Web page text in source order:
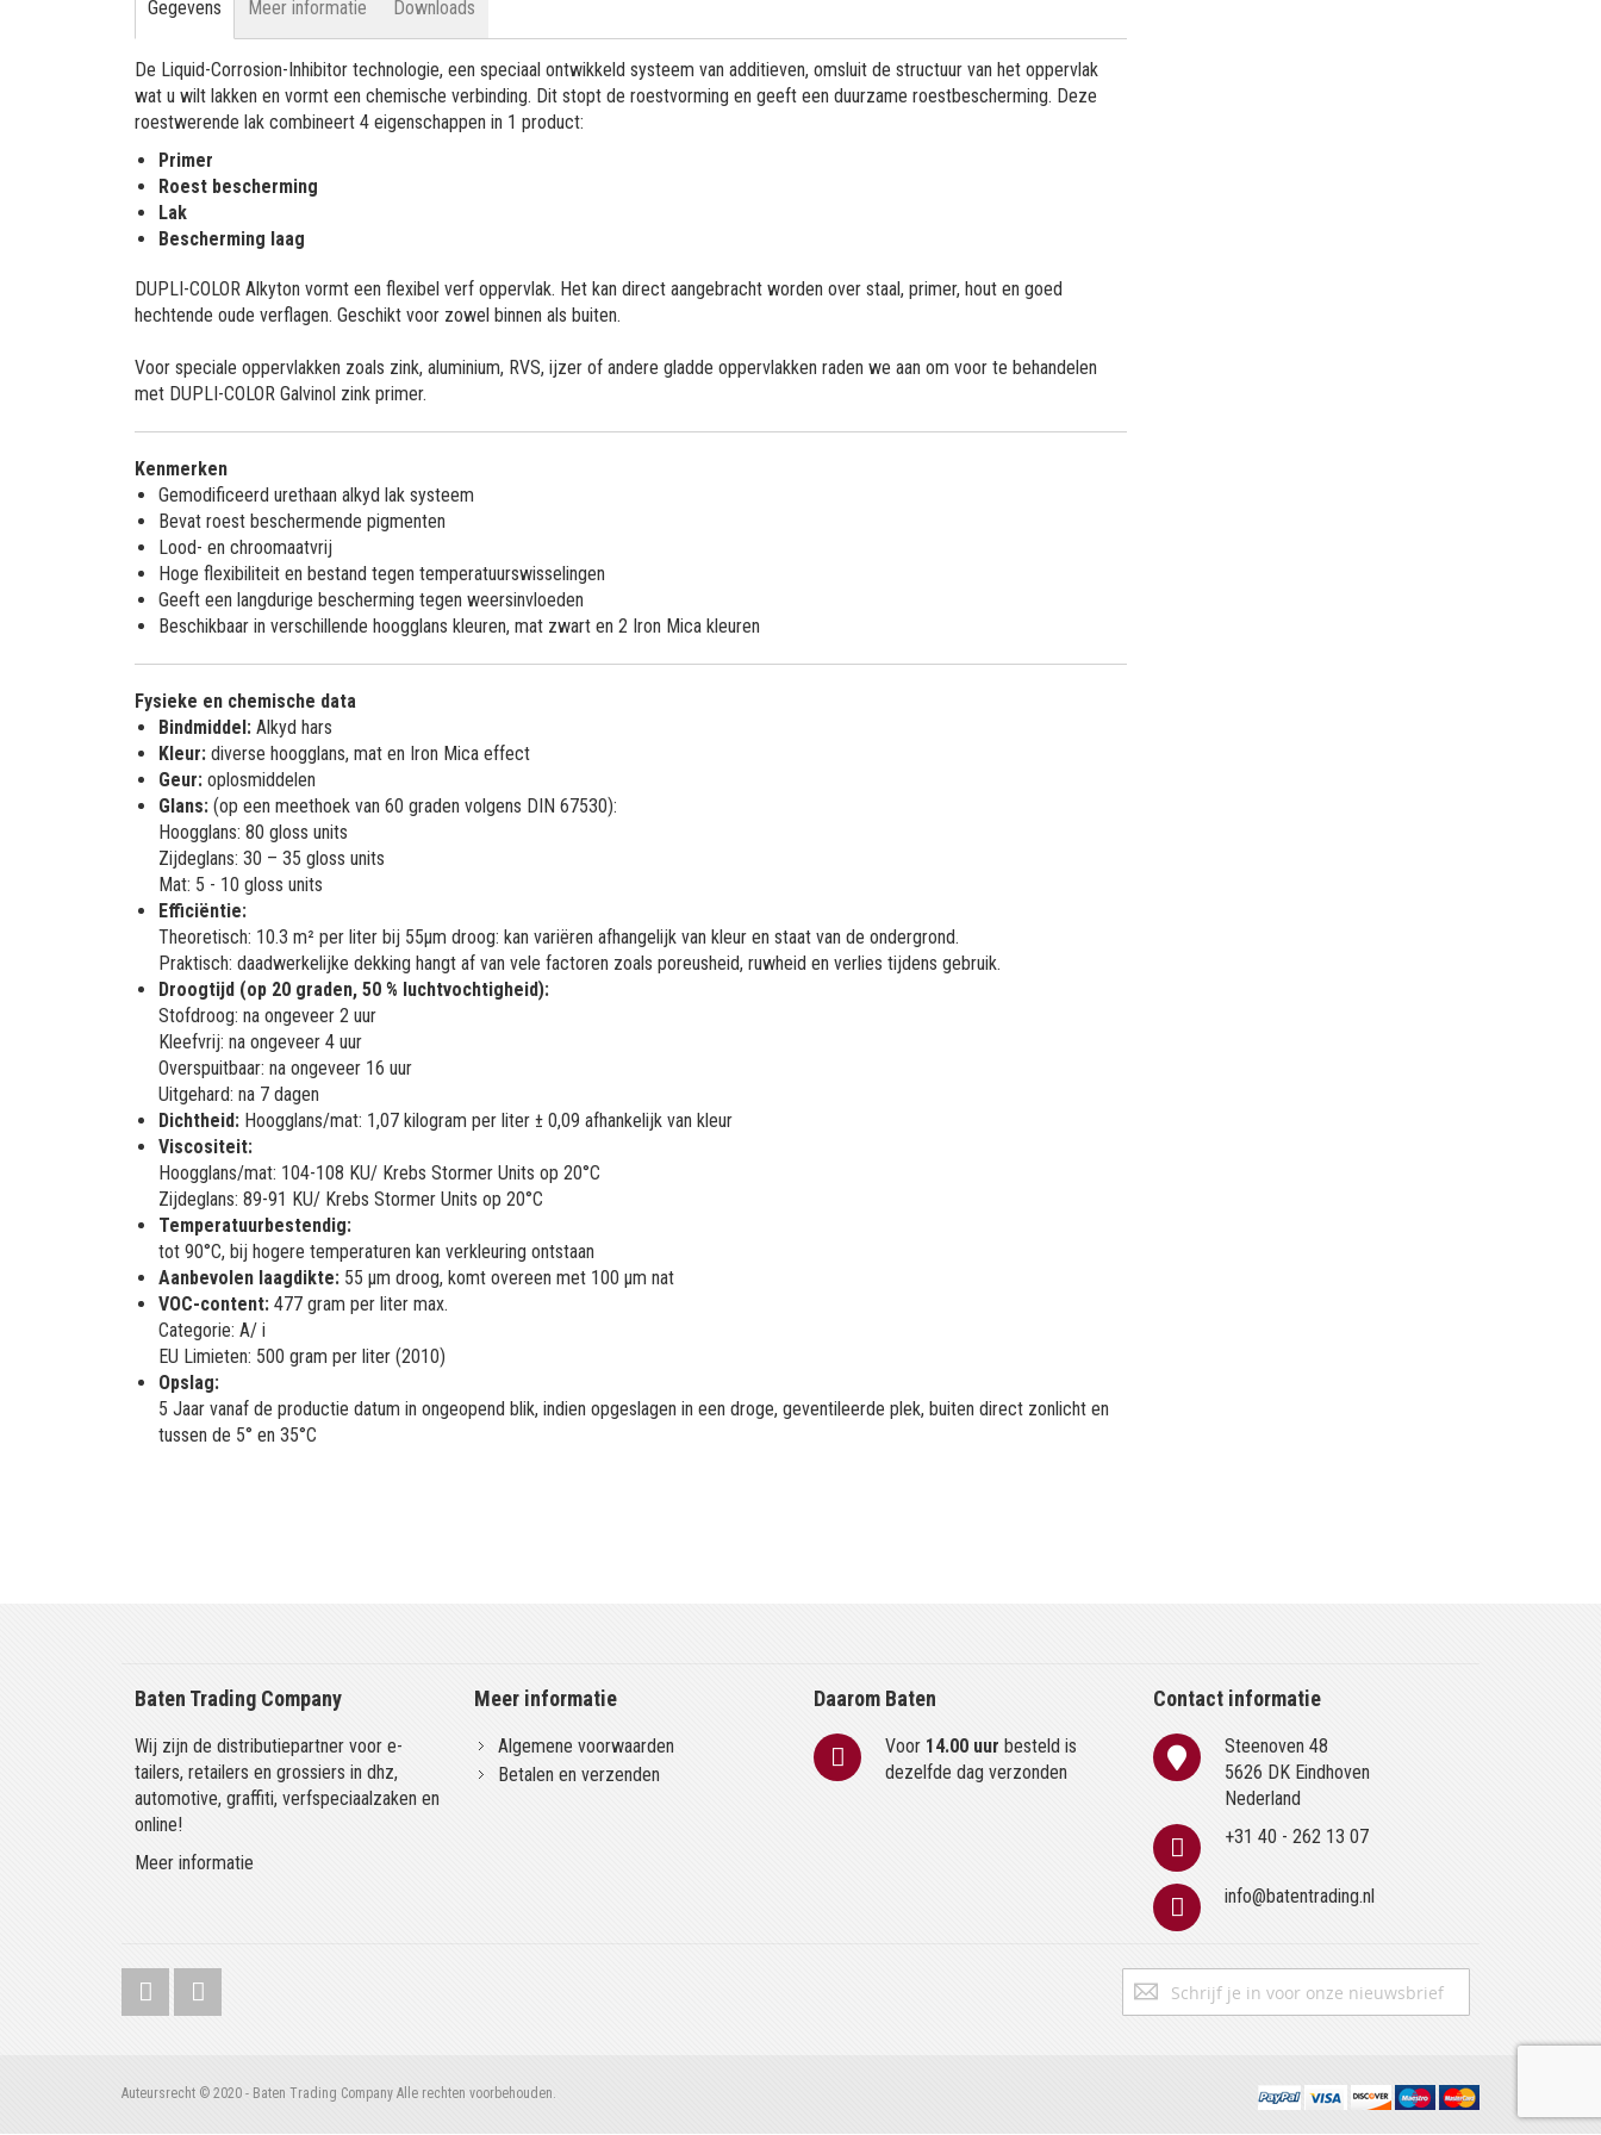
Gegevens
De Liquid-Corrosion-Inhibitor technologie, een speciaal ontwikkeld systeem van additieven, omsluit de structuur van het oppervlak
wat u wilt lakken en vormt een chemische verbinding. Dit stopt de roestvorming en geeft een duurzame roestbescherming. Deze
roestwerende lak combineert 4 eigenschappen in 1 product:
Primer
Roest bescherming
Lak
Bescherming laag
DUPLI-COLOR Alkyton vormt een flexibel verf oppervlak. Het kan direct aangebracht worden over staal, primer, hout en goed
hechtende oude verflagen. Geschikt voor zowel binnen als buiten.
Voor speciale oppervlakken zoals zink, aluminium, RVS, ijzer of andere gladde oppervlakken raden we aan om voor te behandelen
met DUPLI-COLOR Galvinol zink primer.
Kenmerken
Gemodificeerd urethaan alkyd lak systeem
Bevat roest beschermende pigmenten
Lood- en chroomaatvrij
Hoge flexibiliteit en bestand tegen temperatuurswisselingen
Geeft een langdurige bescherming tegen weersinvloeden
Beschikbaar in verschillende hoogglans kleuren, mat zwart en 2 Iron Mica kleuren
Fysieke en chemische data
Bindmiddel: Alkyd hars
Kleur: diverse hoogglans, mat en Iron Mica effect
Geur: oplosmiddelen
Glans: (op een meethoek van 60 graden volgens DIN 67530):
Hoogglans: 80 gloss units
Zijdeglans: 30 – 35 gloss units
Mat: 5 - 10 gloss units
Efficiëntie:
Theoretisch: 10.3 m² per liter bij 55µm droog: kan variëren afhangelijk van kleur en staat van de ondergrond.
Praktisch: daadwerkelijke dekking hangt af van vele factoren zoals poreusheid, ruwheid en verlies tijdens gebruik.
Droogtijd (op 20 graden, 50 % luchtvochtigheid):
Stofdroog: na ongeveer 2 uur
Kleefvrij: na ongeveer 4 uur
Overspuitbaar: na ongeveer 16 uur
Uitgehard: na 7 dagen
Dichtheid: Hoogglans/mat: 1,07 kilogram per liter ± 0,09 afhankelijk van kleur
Viscositeit:
Hoogglans/mat: 104-108 KU/ Krebs Stormer Units op 20°C
Zijdeglans: 89-91 KU/ Krebs Stormer Units op 20°C
Temperatuurbestendig:
tot 90°C, bij hogere temperaturen kan verkleuring ontstaan
Aanbevolen laagdikte: 55 µm droog, komt overeen met 100 µm nat
VOC-content: 477 gram per liter max.
Categorie: A/ i
EU Limieten: 500 gram per liter (2010)
Opslag:
5 Jaar vanaf de productie datum in ongeopend blik, indien opgeslagen in een droge, geventileerde plek, buiten direct zonlicht en
tussen de 5° en 35°C
Meer informatie Downloads
Baten Trading Company
Wij zijn de distributiepartner voor e-
tailers, retailers en grossiers in dhz,
automotive, graffiti, verfspeciaalzaken en
online!
Meer informatie
Meer informatie
Algemene voorwaarden
Betalen en verzenden
Daarom Baten
Voor 14.00 uur besteld is
dezelfde dag verzonden
Contact informatie
Steenoven 48
5626 DK Eindhoven
Nederland
+31 40 - 262 13 07
info@batentrading.nl
Abonneer
Auteursrecht © 2020 - Baten Trading Company Alle rechten voorbehouden.